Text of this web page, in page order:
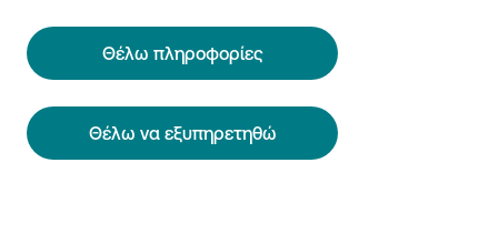
Θέλω πληροφορίες
Θέλω να εξυπηρετηθώ